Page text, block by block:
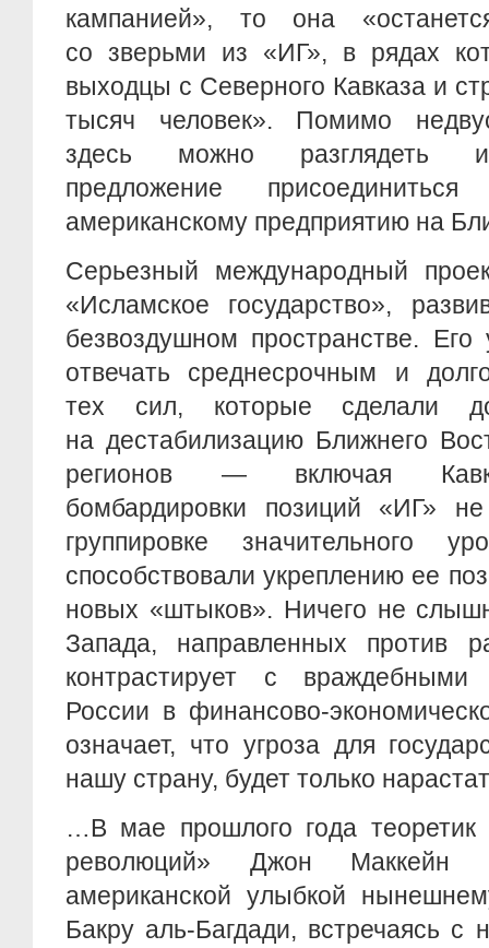
кампанией», то она
со зверьми из «ИГ», в рядах
выходцы с Северного Кавказа и
тысяч человек». Помимо
здесь можно разглядеть и
предложение
американскому предприятию на
Серьезный международный
«Исламское государство»,
безвоздушном пространстве. Его
отвечать среднесрочным и
тех сил, которые сделали
на дестабилизацию Ближнего
регионов — включая
бомбардировки позиций «ИГ»
группировке значительного
способствовали укреплению ее
новых «штыков». Ничего не
Запада, направленных против
контрастирует с враждебными
России в финансово-
означает, что угроза для
нашу страну, будет только
…В мае прошлого года теоретик
революций» Джон Маккейн
американской улыбкой
Бакру аль-Багдади, встречаясь с